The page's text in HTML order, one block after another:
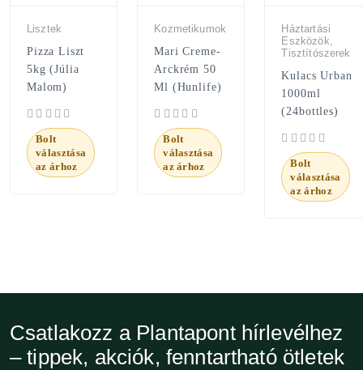
Lisztek
Pizza Liszt
5kg (Júlia
Malom)
Bolt
választása
az árhoz
Kozmetikumok
Mari Creme-
Arckrém 50
Ml (Hunlife)
Bolt
választása
az árhoz
Háztartási
Eszközök,
Tisztítószerek
Kulacs Urban
1000ml
(24bottles)
Bolt
választása
az árhoz
Csatlakozz a Plantapont hírlevélhez
– tippek, akciók, fenntartható ötletek